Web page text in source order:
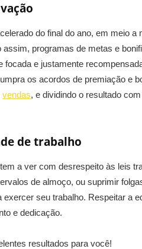
do final do ano, em meio
programas de metas e
focada e justamente
os acordos de premiação e
vendas, e dividindo o resultado
de trabalho
a ver com desrespeito às leis
de almoço, ou suprimir
seu trabalho. Respeitar a
e dedicação.
resultados para você!